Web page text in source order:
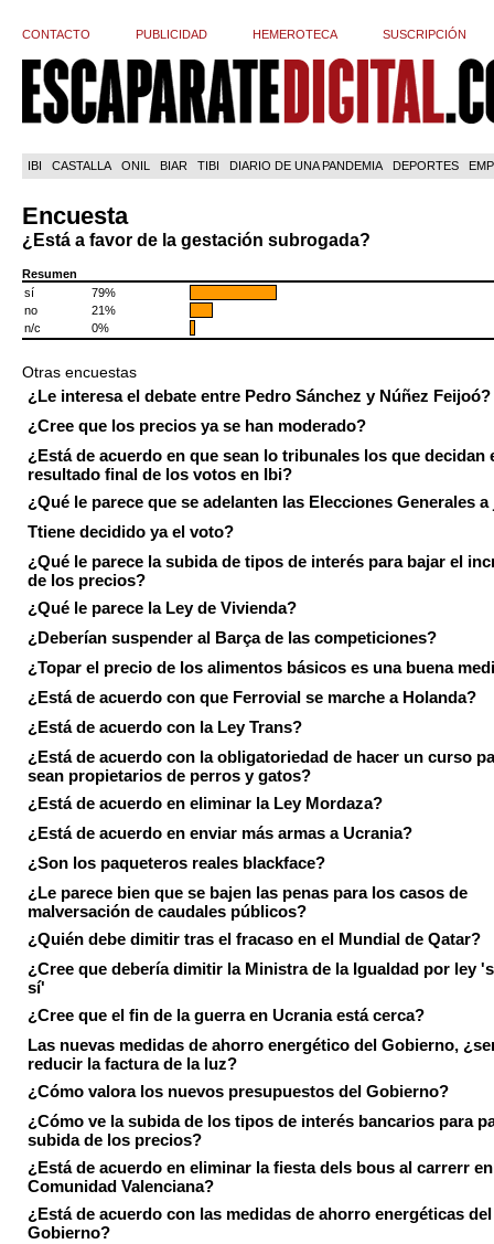
CONTACTO PUBLICIDAD HEMEROTECA SUSCRIPCIÓN
IBI CASTALLA ONIL BIAR TIBI DIARIO DE UNA PANDEMIA DEPORTES
Encuesta
¿Está a favor de la gestación subrogada?
Resumen
sí
79%
no
21%
n/c
0%
Otras encuestas
¿Le interesa el debate entre Pedro Sánchez y Núñez Feijoó?
¿Cree que los precios ya se han moderado?
¿Está de acuerdo en que sean lo tribunales los que decidan
resultado final de los votos en Ibi?
¿Qué le parece que se adelanten las Elecciones Generales
Ttiene decidido ya el voto?
¿Qué le parece la subida de tipos de interés para bajar el
de los precios?
¿Qué le parece la Ley de Vivienda?
¿Deberían suspender al Barça de las competiciones?
¿Topar el precio de los alimentos básicos es una buena
¿Está de acuerdo con que Ferrovial se marche a Holanda?
¿Está de acuerdo con la Ley Trans?
¿Está de acuerdo con la obligatoriedad de hacer un curso
sean propietarios de perros y gatos?
¿Está de acuerdo en eliminar la Ley Mordaza?
¿Está de acuerdo en enviar más armas a Ucrania?
¿Son los paqueteros reales blackface?
¿Le parece bien que se bajen las penas para los casos de
malversación de caudales públicos?
¿Quién debe dimitir tras el fracaso en el Mundial de Qatar?
¿Cree que debería dimitir la Ministra de la Igualdad por ley
sí'
¿Cree que el fin de la guerra en Ucrania está cerca?
Las nuevas medidas de ahorro energético del Gobierno,
reducir la factura de la luz?
¿Cómo valora los nuevos presupuestos del Gobierno?
¿Cómo ve la subida de los tipos de interés bancarios para
subida de los precios?
¿Está de acuerdo en eliminar la fiesta dels bous al carrerr
Comunidad Valenciana?
¿Está de acuerdo con las medidas de ahorro energéticas del
Gobierno?